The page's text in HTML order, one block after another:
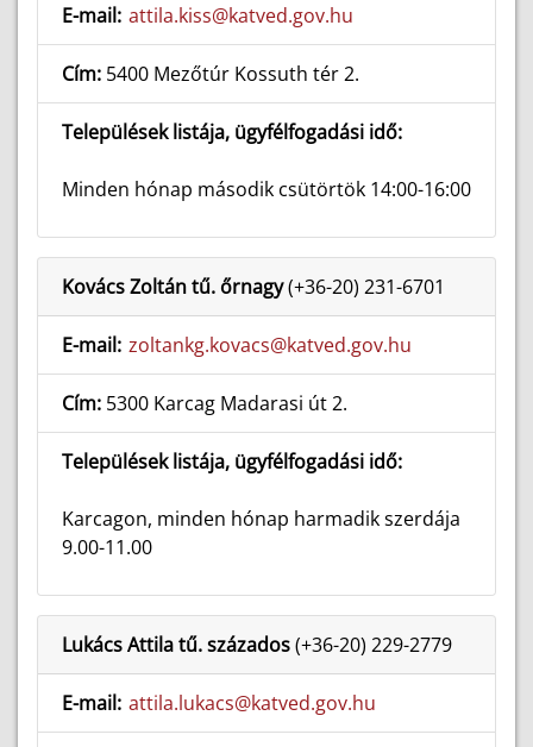
E-mail: attila.kiss@katved.gov.hu
Cím: 5400 Mezőtúr Kossuth tér 2.
Települések listája, ügyfélfogadási idő:
Minden hónap második csütörtök 14:00-16:00
Kovács Zoltán tű. őrnagy(+36-20) 231-6701
E-mail: zoltankg.kovacs@katved.gov.hu
Cím: 5300 Karcag Madarasi út 2.
Települések listája, ügyfélfogadási idő:
Karcagon, minden hónap harmadik szerdája
9.00-11.00
Lukács Attila tű. százados(+36-20) 229-2779
E-mail: attila.lukacs@katved.gov.hu